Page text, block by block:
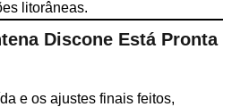
litorâneas.
Discone Está Pronta
e os ajustes finais feitos,